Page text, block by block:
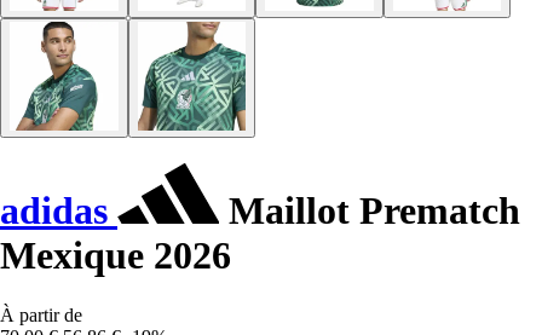
adidas
Maillot Prematch
Mexique 2026
À partir de